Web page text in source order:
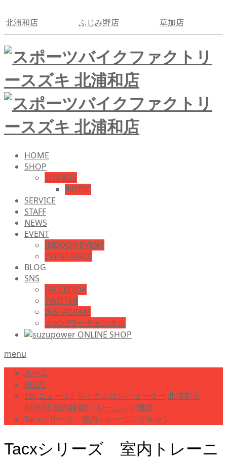
北浦和店 ふじみ野店 草加店
HOME
SHOP
北浦和店
INSIDE
SERVICE
STAFF
NEWS
EVENT
INDOOR EVENT
EVENT/RACE
BLOG
SNS
FACEBOOK
TWITTER
INSTAGRAM
スズパワーチャンネル
menu
ホーム
BLOG
SBFニュース!! サイクルコンピューター 北浦和店
NEWS!! 室内練習/トレーニング機器
Tacxシリーズ 室内トレーニングキャン…
Tacxシリーズ 室内トレーニ